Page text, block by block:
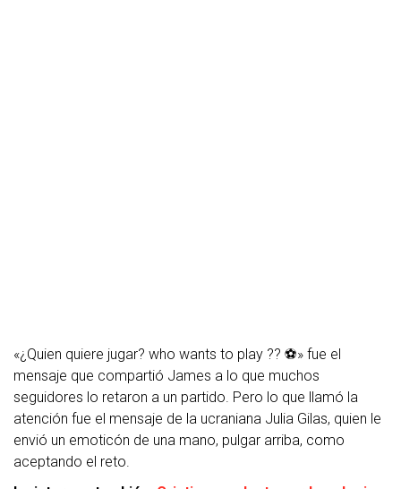
«¿Quien quiere jugar? who wants to play ?? ⚽️» fue el
mensaje que compartió James a lo que muchos
seguidores lo retaron a un partido. Pero lo que llamó la
atención fue el mensaje de la ucraniana Julia Gilas, quien le
envió un emoticón de una mano, pulgar arriba, como
aceptando el reto.